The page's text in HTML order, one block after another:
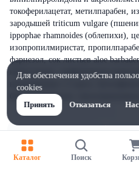
токоферилацетат, метилпарабен,
зародышей triticum vulgare
ippophae rhamnoides (облепихи),
изопропилмиристат,
фарнезол, сок листьев aloe
композиция, парфюмерная
нитропропан-1,3-диол,
бензилсалицилат,
Каталог Поиск
Для обеспечения удобства
cookies
Принять
Отказаться